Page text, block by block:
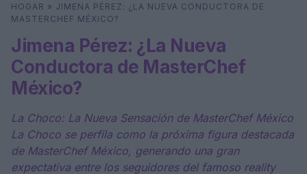
Buscar ⌕
HOGAR » JIMENA PÉREZ: ¿LA NUEVA CONDUCTORA DE
MASTERCHEF MÉXICO?
Jimena Pérez: ¿La Nueva
Conductora de MasterChef
México?
La Choco: La Nueva Sensación de MasterChef México
La Choco se perfila como la próxima figura destacada
de MasterChef México, generando una gran
expectativa entre los seguidores del famoso reality